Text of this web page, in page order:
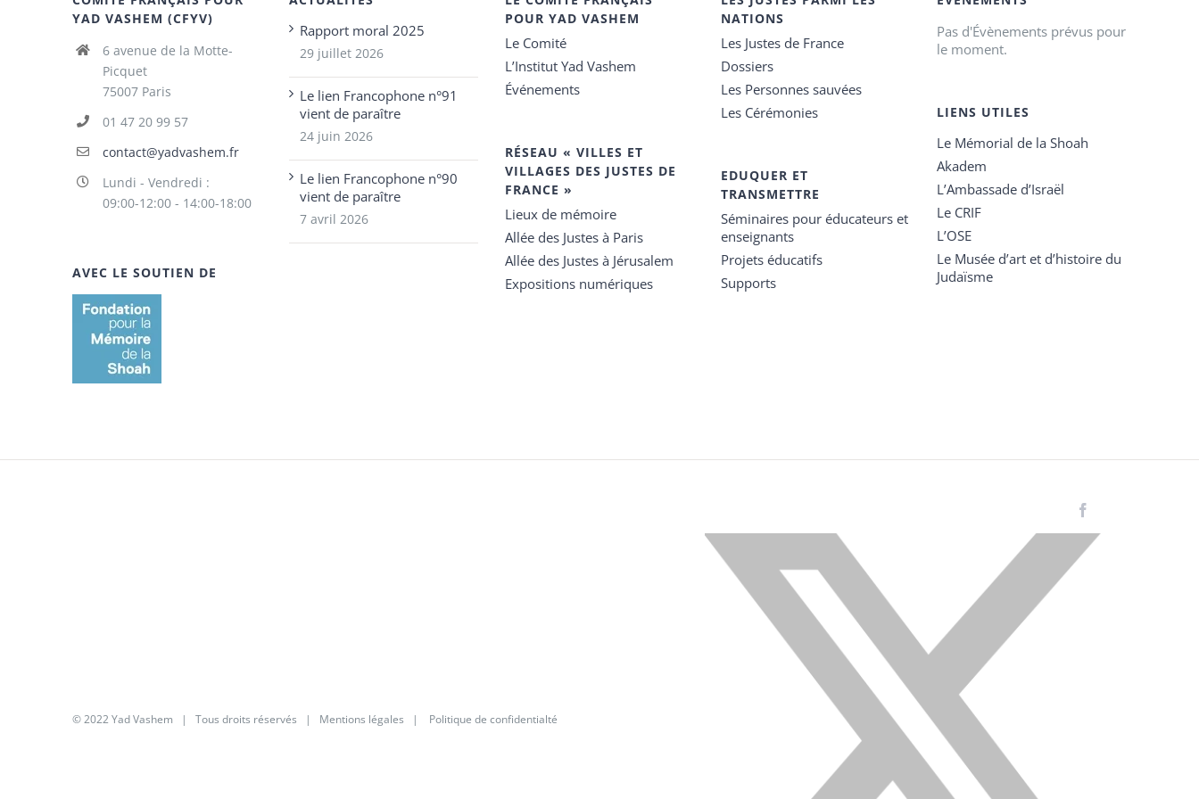
YAD VASHEM (CFYV)
6 avenue de la Motte-
Picquet
75007 Paris
01 47 20 99 57
contact@yadvashem.fr
Lundi - Vendredi :
09:00-12:00 - 14:00-18:00
AVEC LE SOUTIEN DE
Rapport moral 2025
29 juillet 2026
Le lien Francophone n°91
vient de paraître
24 juin 2026
Le lien Francophone n°90
vient de paraître
7 avril 2026
POUR YAD VASHEM
Le Comité
L’Institut Yad Vashem
Événements
RÉSEAU « VILLES ET
VILLAGES DES JUSTES DE
FRANCE »
Lieux de mémoire
Allée des Justes à Paris
Allée des Justes à Jérusalem
Expositions numériques
NATIONS
Les Justes de France
Dossiers
Les Personnes sauvées
Les Cérémonies
EDUQUER ET
TRANSMETTRE
Séminaires pour éducateurs et
enseignants
Projets éducatifs
Supports
Pas d'Évènements prévus pour
le moment.
LIENS UTILES
Le Mémorial de la Shoah
Akadem
L’Ambassade d’Israël
Le CRIF
L’OSE
Le Musée d’art et d’histoire du
Judaïsme
© 2022 Yad Vashem | Tous droits réservés | Mentions légales | Politique de confidentialté
X